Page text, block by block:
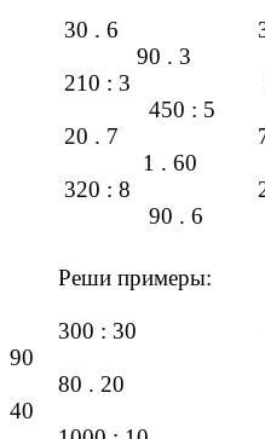
30 . 6 36
90 . 3
210 : 3
450 : 5
20 . 7 7 .
1 . 60
320 : 8
90 . 6
Реши примеры:
300 : 30
90
80 . 20
40